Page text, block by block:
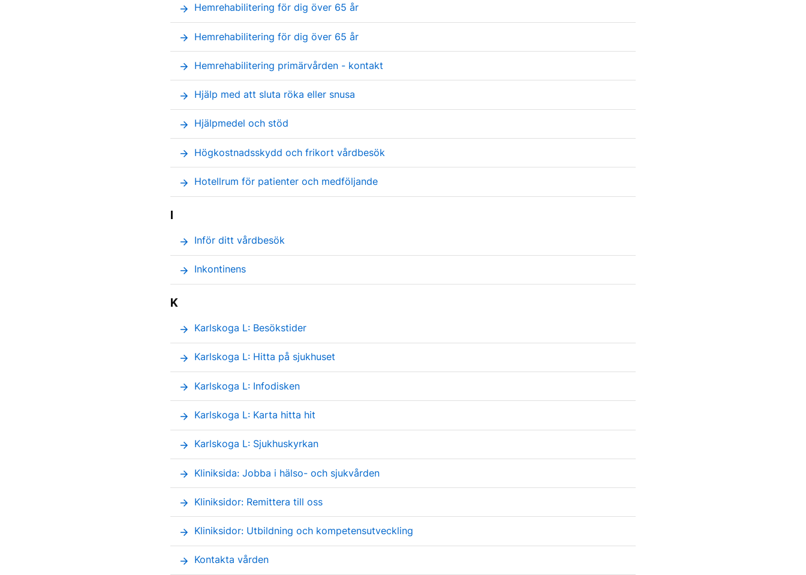
arrow_forward Hemrehabilitering för dig över 65 år
arrow_forward Hemrehabilitering för dig över 65 år
arrow_forward Hemrehabilitering primärvården - kontakt
arrow_forward Hjälp med att sluta röka eller snusa
arrow_forward Hjälpmedel och stöd
arrow_forward Högkostnadsskydd och frikort vårdbesök
arrow_forward Hotellrum för patienter och medföljande
I
arrow_forward Inför ditt vårdbesök
arrow_forward Inkontinens
K
arrow_forward Karlskoga L: Besökstider
arrow_forward Karlskoga L: Hitta på sjukhuset
arrow_forward Karlskoga L: Infodisken
arrow_forward Karlskoga L: Karta hitta hit
arrow_forward Karlskoga L: Sjukhuskyrkan
arrow_forward Kliniksida: Jobba i hälso- och sjukvården
arrow_forward Kliniksidor: Remittera till oss
arrow_forward Kliniksidor: Utbildning och kompetensutveckling
arrow_forward Kontakta vården